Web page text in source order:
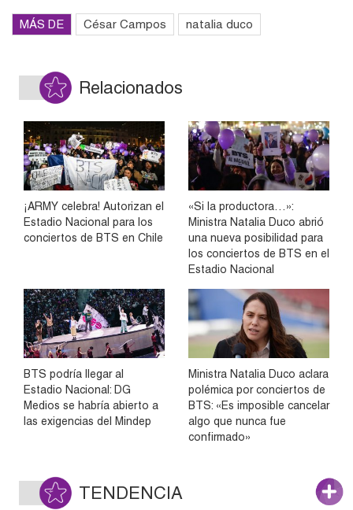
MÁS DE César Campos natalia duco
Relacionados
¡ARMY celebra! Autorizan el
Estadio Nacional para los
conciertos de BTS en Chile
«Si la productora…»:
Ministra Natalia Duco abrió
una nueva posibilidad para
los conciertos de BTS en el
Estadio Nacional
BTS podría llegar al
Estadio Nacional: DG
Medios se habría abierto a
las exigencias del Mindep
Ministra Natalia Duco aclara
polémica por conciertos de
BTS: «Es imposible cancelar
algo que nunca fue
confirmado»
TENDENCIA